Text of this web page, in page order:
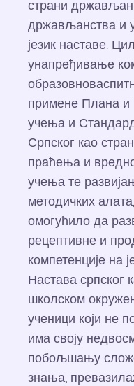
страни
држављанства и
језик наставе.
унапређивање
примене Плана и
учења и
Српског као
праћења и
учења те
методичких
омогућило да
рецептивне и
компетенције на
Настава српског
школском
ученици који не
има своју
побољшању
знања,